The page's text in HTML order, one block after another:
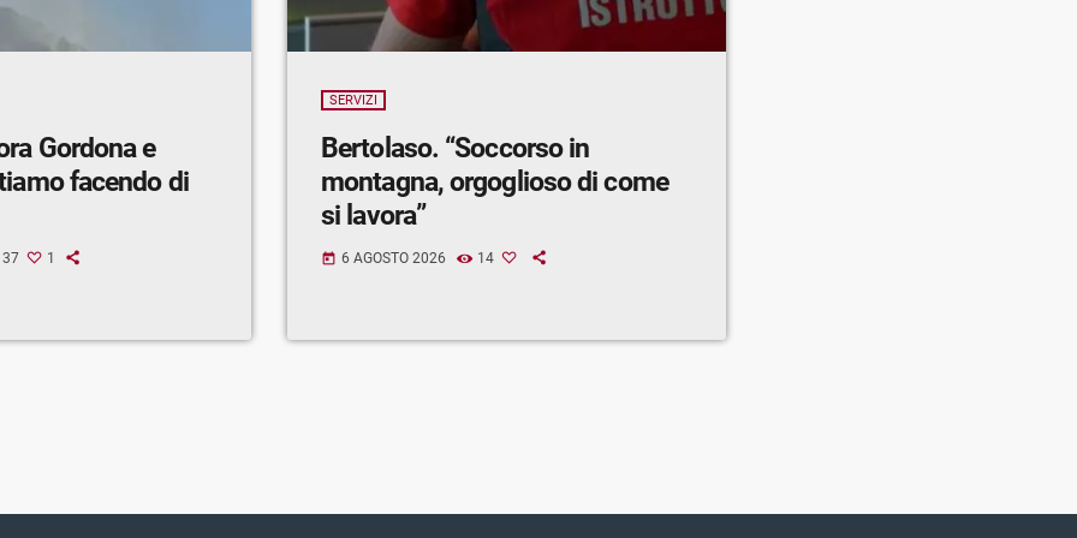
Gordona e
facendo di
37 1
SERVIZI
Bertolaso. “Soccorso in
montagna, orgoglioso di come
si lavora”
today 6 AGOSTO 2026 14